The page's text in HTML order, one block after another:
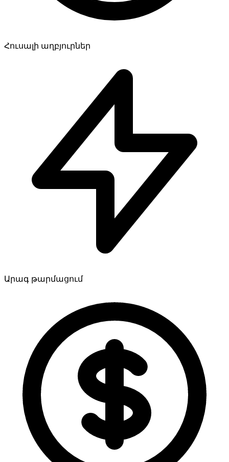
Հուսալի աղբյուրներ
Արագ թարմացում